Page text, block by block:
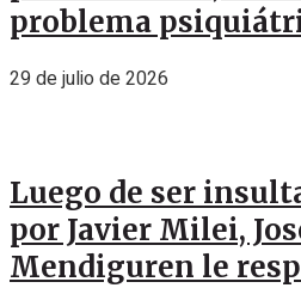
problema
29 de julio de 2026
Luego de ser
por Javier Milei,
Mendiguren le